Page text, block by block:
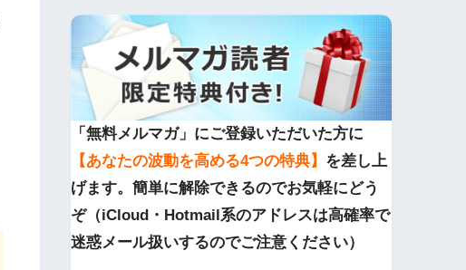
「無料メルマガ」にご登録いただいた方に
【あなたの波動を高める4つの特典】 を差し上
げます。簡単に解除できるのでお気軽にどう
ぞ（iCloud・Hotmail系のアドレスは高確率で
迷惑メール扱いするのでご注意ください）